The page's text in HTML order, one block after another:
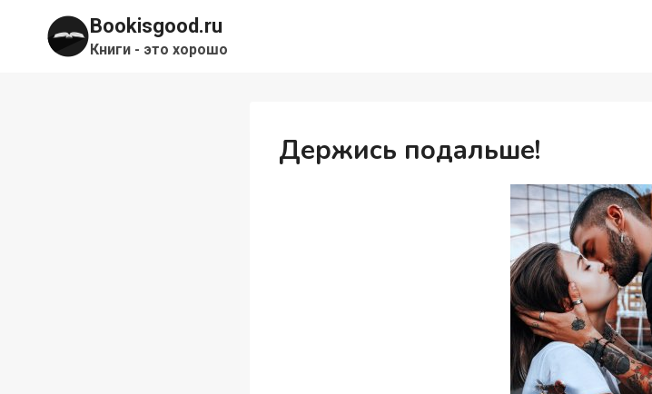
содержимому
Bookisgood.ru
Книги - это хорошо
Держись подальше!